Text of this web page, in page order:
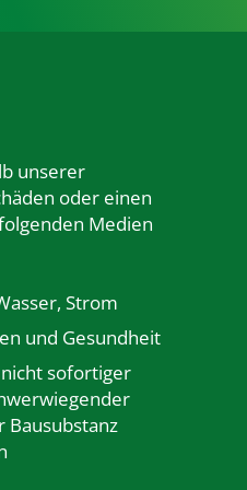
unserer
oder einen
Medien
Strom
und Gesundheit
sofortiger
Bausubstanz